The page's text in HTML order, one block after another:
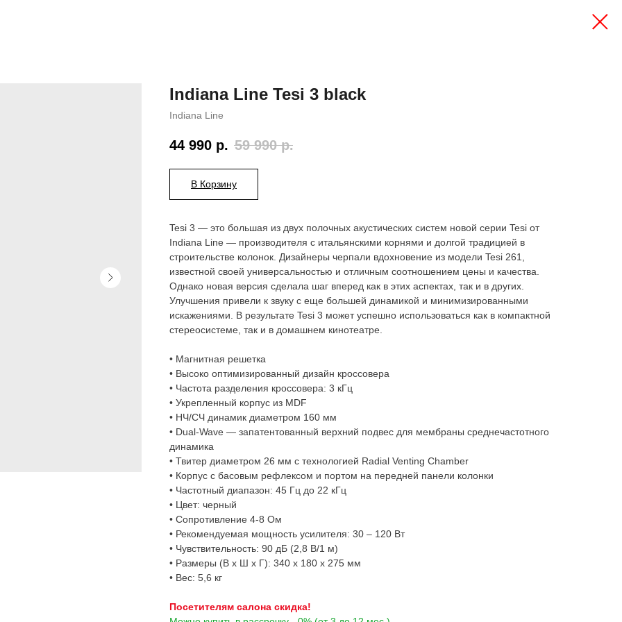
Indiana Line Tesi 3 black
Indiana Line
44 990 р. 59 990 р.
В Корзину
Tesi 3 — это большая из двух полочных акустических систем новой серии Tesi от
Indiana Line — производителя с итальянскими корнями и долгой традицией в
строительстве колонок. Дизайнеры черпали вдохновение из модели Tesi 261,
известной своей универсальностью и отличным соотношением цены и качества.
Однако новая версия сделала шаг вперед как в этих аспектах, так и в других.
Улучшения привели к звуку с еще большей динамикой и минимизированными
искажениями. В результате Tesi 3 может успешно использоваться как в компактной
стереосистеме, так и в домашнем кинотеатре.
• Магнитная решетка
• Высоко оптимизированный дизайн кроссовера
• Частота разделения кроссовера: 3 кГц
• Укрепленный корпус из MDF
• НЧ/СЧ динамик диаметром 160 мм
• Dual-Wave — запатентованный верхний подвес для мембраны среднечастотного
динамика
• Твитер диаметром 26 мм с технологией Radial Venting Chamber
• Корпус с басовым рефлексом и портом на передней панели колонки
• Частотный диапазон: 45 Гц до 22 кГц
• Цвет: черный
• Сопротивление 4-8 Ом
• Рекомендуемая мощность усилителя: 30 – 120 Вт
• Чувствительность: 90 дБ (2,8 В/1 м)
• Размеры (В x Ш x Г): 340 x 180 x 275 мм
• Вес: 5,6 кг
Посетителям салона скидка!